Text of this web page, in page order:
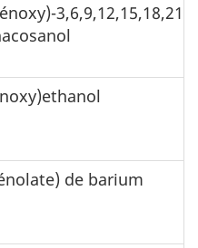
de barium